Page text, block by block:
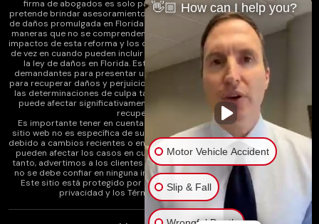
firma de abogados es solo para fines informativos generales y no
pretende brindar asesoramiento legal. Además, la legislación de reforma
de daños promulgada en Florida puede afectar varios tipos de casos de
maneras que no se comprenden completamente en este momento. Los
impactos de esta reforma y los cambios continuos en la ley que ocurren
de vez en cuando pueden incluir cambios en la comprensión anterior de
la ley de daños en Florida. Esto puede afectar la capacidad de los
demandantes para presentar un reclamo por lesiones y su capacidad
para recuperar daños y perjuicios. Además, el estatuto de limitaciones y
las determinaciones de culpa también pueden verse afectados y esto
puede afectar significativamente la capacidad del demandante para
recuperar los daños.
Es importante tener en cuenta que cualquier información en nuestro
sitio web no es específica de su caso y es posible que ya no se aplique
debido a cambios recientes o en curso en la ley. Además, estos cambios
pueden afectar los casos en cualquier punto del proceso legal. Por lo
tanto, advertimos a los clientes actuales y potenciales y al público que
no se debe confiar en ninguna información como asesoramiento legal.
Este sitio está protegido por reCAPTCHA y se aplican la Política de
privacidad y los Términos de serviciode Google.
👋🏼 How can I help you?
Motor Vehicle Accident
Slip & Fall